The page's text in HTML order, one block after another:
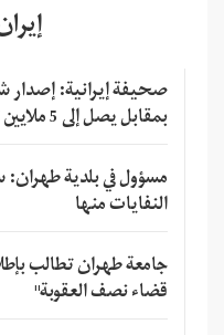
صحيفة إيرانية: إصدار
بمقابل يصل إلى 5 ملايين تومان
مسؤول في بلدية
النفايات منها
جامعة طهران تطالب
قضاء نصف العقوبة"